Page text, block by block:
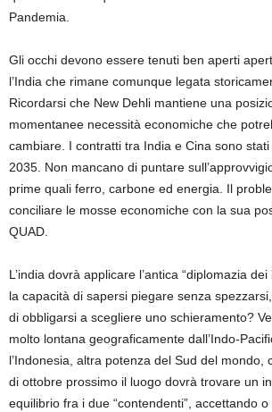
Pandemia.
Gli occhi devono essere tenuti ben aperti
l’India che rimane comunque legata
Ricordarsi che New Dehli mantiene una
momentanee necessità economiche che
cambiare I contratti tra India e Cina sono
2035 Non mancano di puntare
prime quali ferro, carbone ed energia. Il
conciliare le mosse economiche con la sua
QUAD.
L’india dovrà applicare l’antica “diplomazia
la capacità di sapersi piegare senza
di obbligarsi a scegliere uno schieramento?
molto lontana geograficamente dall’Indo-
l’Indonesia, altra potenza del Sud del mondo,
di ottobre prossimo il luogo dovrà trovare un
equilibrio fra i due “contendenti”, accettando